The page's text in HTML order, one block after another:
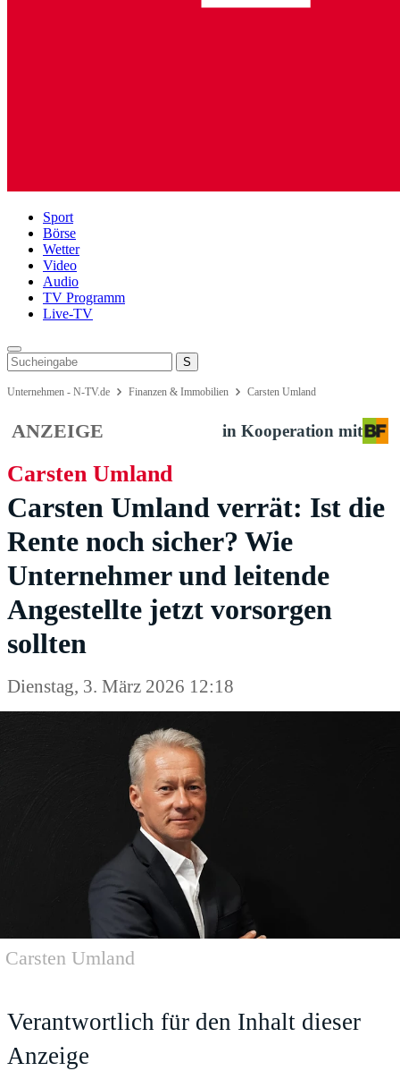
Sport
Börse
Wetter
Video
Audio
TV Programm
Live-TV
Unternehmen - N-TV.de Finanzen & Immobilien Carsten Umland
ANZEIGE in Kooperation mit
Carsten Umland
Carsten Umland verrät: Ist die
Rente noch sicher? Wie
Unternehmer und leitende
Angestellte jetzt vorsorgen
sollten
Carsten Umland
Verantwortlich für den Inhalt dieser
Anzeige
Dienstag, 3. März 2026 12:18